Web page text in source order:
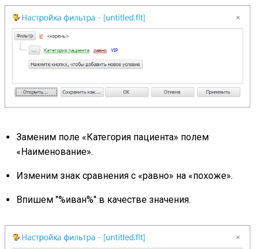
Заменим поле «Категория пациента» полем
«Наименование».
Изменим знак сравнения с «равно» на «похоже».
Впишем "%иван%" в качестве значения.